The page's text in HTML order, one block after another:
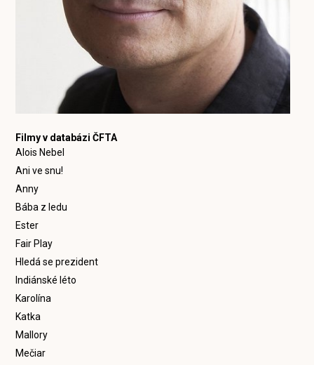
Filmy v databázi ČFTA
Alois Nebel
Ani ve snu!
Anny
Bába z ledu
Ester
Fair Play
Hledá se prezident
Indiánské léto
Karolína
Katka
Mallory
Mečiar